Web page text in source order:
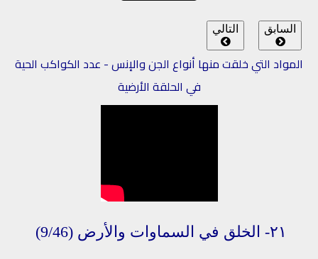
السابق التالي
المواد التي خلقت منها أنواع الجن والإنس - عدد الكواكب الحية
في الحلقة الأرضية
٢١- الخلق في السماوات والأرض (9/46)